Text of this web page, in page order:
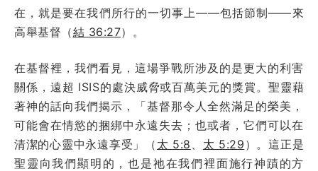
在，就是要在我們所行的一切事上——包括節制——來
高舉基督（結 36:27）。
在基督裡，我們看見，這場爭戰所涉及的是更大的利害
關係，遠超 ISIS的處決威脅或百萬美元的獎賞。聖靈藉
著神的話向我們揭示，「基督那令人全然滿足的榮美，
可能會在情慾的捆綁中永遠失去；也或者，它們可以在
清潔的心靈中永遠享受」（ 太 5:8 太 5:29 ）。這正是
聖靈向我們顯明的，也是祂在我們裡面施行神蹟的方